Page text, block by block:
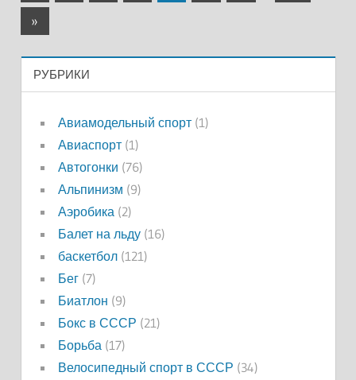
записей
записи
Следующие
»
РУБРИКИ
Авиамодельный спорт(1)
Авиаспорт(1)
Автогонки (76)
Альпинизм (9)
Аэробика (2)
Балет на льду(16)
баскетбол(121)
Бег(7)
Биатлон (9)
Бокс в СССР (21)
Борьба (17)
Велосипедный спорт в СССР (34)